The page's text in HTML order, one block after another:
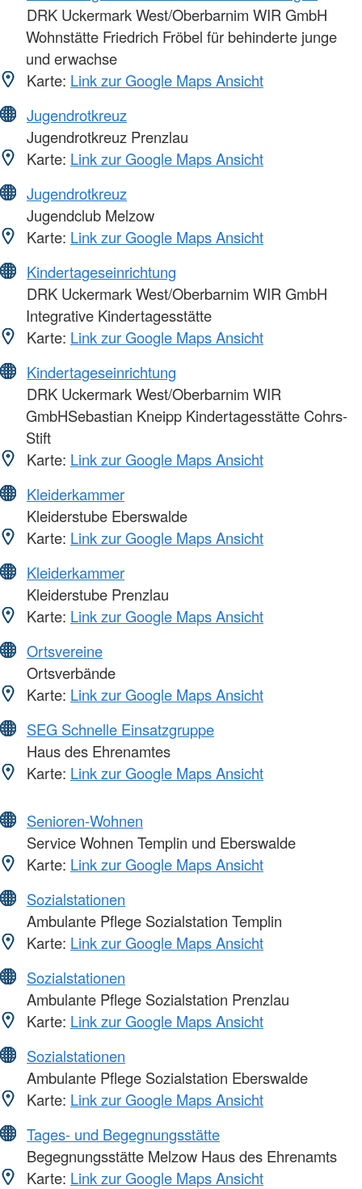
DRK Uckermark West/Oberbarnim WIR GmbH
Wohnstätte Friedrich Fröbel für behinderte junge
und erwachse
Karte: Link zur Google Maps Ansicht
Jugendrotkreuz
Jugendrotkreuz Prenzlau
Karte: Link zur Google Maps Ansicht
Jugendrotkreuz
Jugendclub Melzow
Karte: Link zur Google Maps Ansicht
Kindertageseinrichtung
DRK Uckermark West/Oberbarnim WIR GmbH
Integrative Kindertagesstätte
Karte: Link zur Google Maps Ansicht
Kindertageseinrichtung
DRK Uckermark West/Oberbarnim WIR
GmbHSebastian Kneipp Kindertagesstätte Cohrs-
Stift
Karte: Link zur Google Maps Ansicht
Kleiderkammer
Kleiderstube Eberswalde
Karte: Link zur Google Maps Ansicht
Kleiderkammer
Kleiderstube Prenzlau
Karte: Link zur Google Maps Ansicht
Ortsvereine
Ortsverbände
Karte: Link zur Google Maps Ansicht
SEG Schnelle Einsatzgruppe
Haus des Ehrenamtes
Karte: Link zur Google Maps Ansicht
Senioren-Wohnen
Service Wohnen Templin und Eberswalde
Karte: Link zur Google Maps Ansicht
Sozialstationen
Ambulante Pflege Sozialstation Templin
Karte: Link zur Google Maps Ansicht
Sozialstationen
Ambulante Pflege Sozialstation Prenzlau
Karte: Link zur Google Maps Ansicht
Sozialstationen
Ambulante Pflege Sozialstation Eberswalde
Karte: Link zur Google Maps Ansicht
Tages- und Begegnungsstätte
Begegnungsstätte Melzow Haus des Ehrenamts
Karte: Link zur Google Maps Ansicht